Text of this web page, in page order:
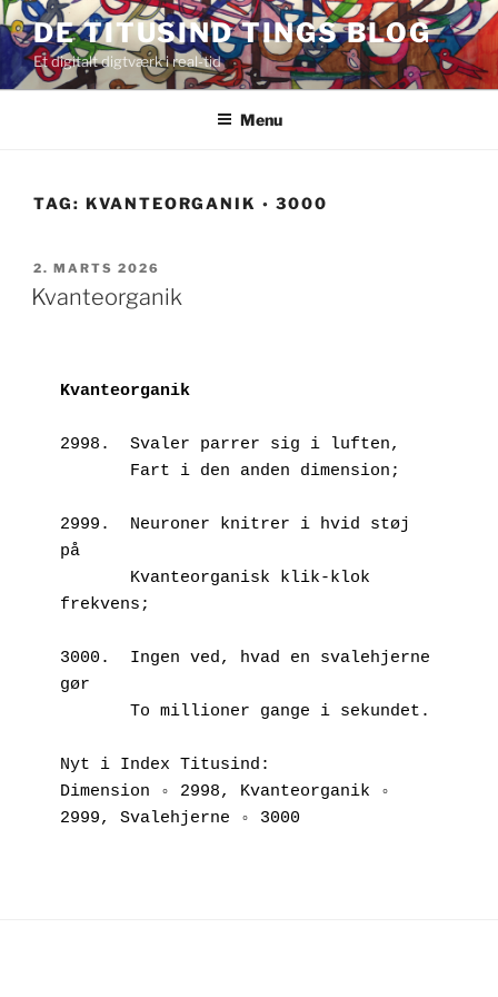
Videre
til
indhold
DE TITUSIND TINGS BLOG
Et digitalt digtværk i real-tid
Menu
TAG: KVANTEORGANIK ◦ 3000
UDGIVET
DEN
2. MARTS 2026
Kvanteorganik
Kvanteorganik
2998.  Svaler parrer sig i luften,
       Fart i den anden dimension;
2999.  Neuroner knitrer i hvid støj
på
frekvens;
3000.  Ingen ved, hvad en svalehjerne
gør
       To millioner gange i sekundet.
Nyt i Index Titusind:
Dimension ◦ 2998, Kvanteorganik ◦
2999, Svalehjerne ◦ 3000